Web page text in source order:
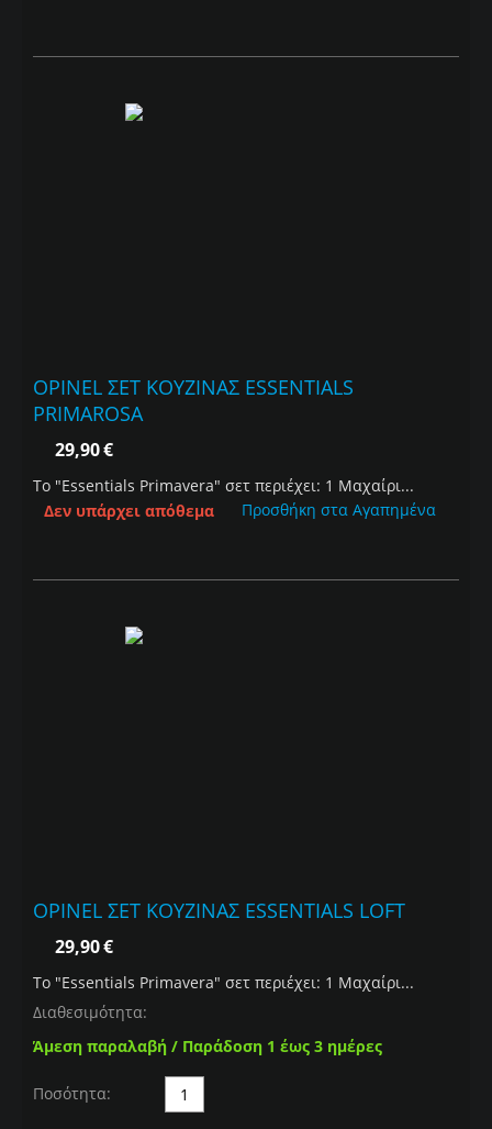
OPINEL ΣΕΤ ΚΟΥΖΙΝΑΣ ESSENTIALS
PRIMAROSA
29,90€
To "Εssentials Primavera" σετ περιέχει: 1 Μαχαίρι...
Δεν υπάρχει απόθεμα
Προσθήκη στα Αγαπημένα
OPINEL ΣΕΤ ΚΟΥΖΙΝΑΣ ESSENTIALS LOFT
29,90€
To "Εssentials Primavera" σετ περιέχει: 1 Μαχαίρι...
Διαθεσιμότητα:
Άμεση παραλαβή / Παράδοση 1 έως 3 ημέρες
Ποσότητα: